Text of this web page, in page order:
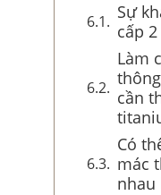
Sự
cấp
Làm
cần
Có
mác
nhau